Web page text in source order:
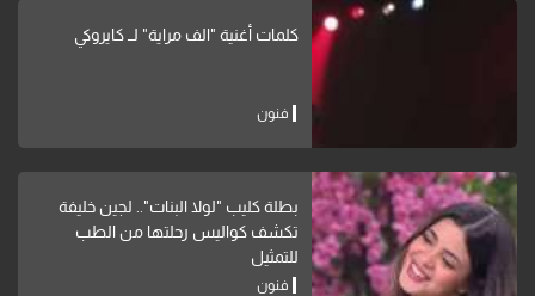
كلمات أغنية "الف مراية" لــ كايروكي
فنون
بطلة كليب "لولا البنات".. لجين خليفة
تكشف كواليس رحلتها من الطب
للتمثيل
فنون